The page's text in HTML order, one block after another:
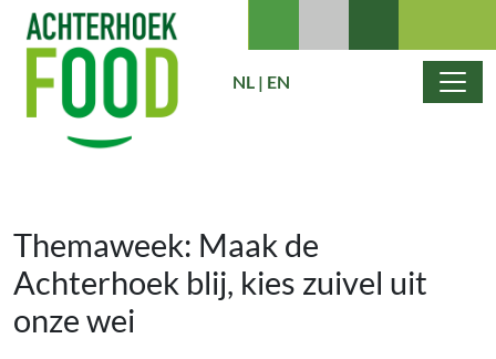
Ga naar de inhoud
Hoofdnavigatie
NL | EN
Themaweek: Maak de
Achterhoek blij, kies zuivel uit
onze wei